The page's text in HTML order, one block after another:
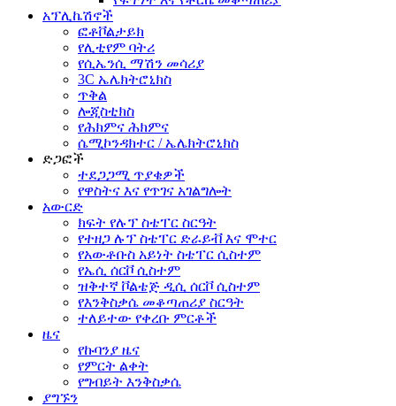
አፕሊኬሽኖች
ፎቶቮልታይክ
የሊቲየም ባትሪ
የሲኤንሲ ማሽን መሳሪያ
3C ኤሌክትሮኒክስ
ጥቅል
ሎጂስቲክስ
የሕክምና ሕክምና
ሴሚኮንዳክተር / ኤሌክትሮኒክስ
ድጋፎች
ተደጋጋሚ ጥያቄዎች
የዋስትና እና የጥገና አገልግሎት
አውርድ
ክፍት የሉፕ ስቴፐር ስርዓት
የተዘጋ ሉፕ ስቴፐር ድራይቭ እና ሞተር
የአውቶቡስ አይነት ስቴፐር ሲስተም
የኤሲ ሰርቮ ሲስተም
ዝቅተኛ ቮልቴጅ ዲሲ ሰርቮ ሲስተም
የእንቅስቃሴ መቆጣጠሪያ ስርዓት
ተለይተው የቀረቡ ምርቶች
ዜና
የኩባንያ ዜና
የምርት ልቀት
የግብይት እንቅስቃሴ
ያግኙን